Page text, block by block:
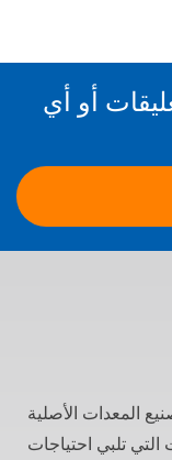
أو أي
تصنيع المعدات الأصلية
التي تلبي احتياجات